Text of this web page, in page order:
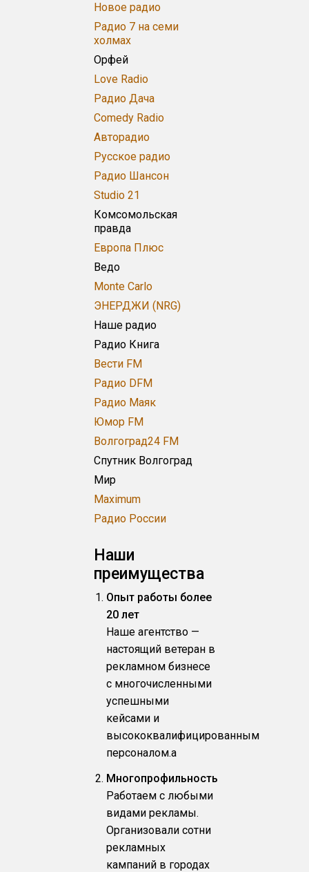
Новое радио
Радио 7 на семи
холмах
Орфей
Love Radio
Радио Дача
Comedy Radio
Авторадио
Русское радио
Радио Шансон
Studio 21
Комсомольская
правда
Европа Плюс
Ведо
Monte Carlo
ЭНЕРДЖИ (NRG)
Наше радио
Радио Книга
Вести FM
Радио DFM
Радио Маяк
Юмор FM
Волгоград24 FM
Спутник Волгоград
Мир
Maximum
Радио России
Наши
преимущества
Опыт работы более
20 лет
Наше агентство —
настоящий ветеран в
рекламном бизнесе
с многочисленными
успешными
кейсами и
высококвалифицированным
персоналом.a
Многопрофильность
Работаем с любыми
видами рекламы.
Организовали сотни
рекламных
кампаний в городах